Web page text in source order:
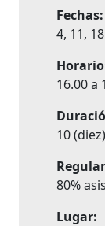
Fechas:
4, 11,
16.00 a
10
80%
Lugar: